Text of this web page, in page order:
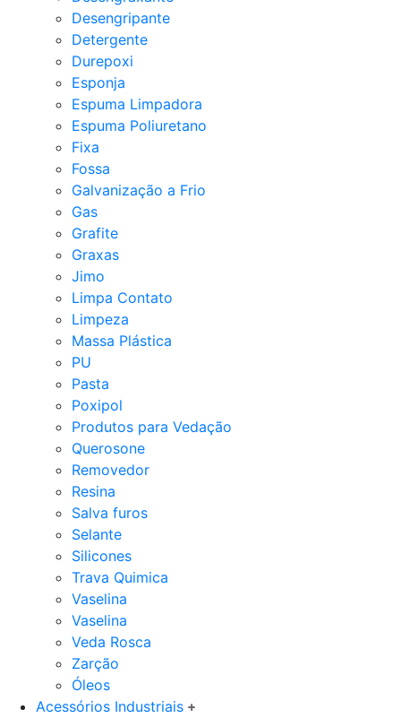
Desengripante
Detergente
Durepoxi
Esponja
Espuma Limpadora
Espuma Poliuretano
Fixa
Fossa
Galvanização a Frio
Gas
Grafite
Graxas
Jimo
Limpa Contato
Limpeza
Massa Plástica
PU
Pasta
Poxipol
Produtos para Vedação
Querosone
Removedor
Resina
Salva furos
Selante
Silicones
Trava Quimica
Vaselina
Vaselina
Veda Rosca
Zarção
Óleos
Acessórios Industriais